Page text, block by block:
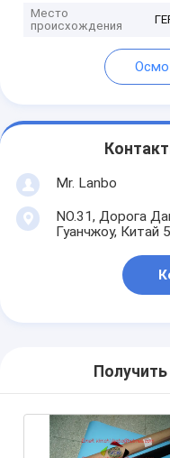
Место
происхождения
Mr. Lanbo
NO.31, Дорога
Гуанчжоу, Китай